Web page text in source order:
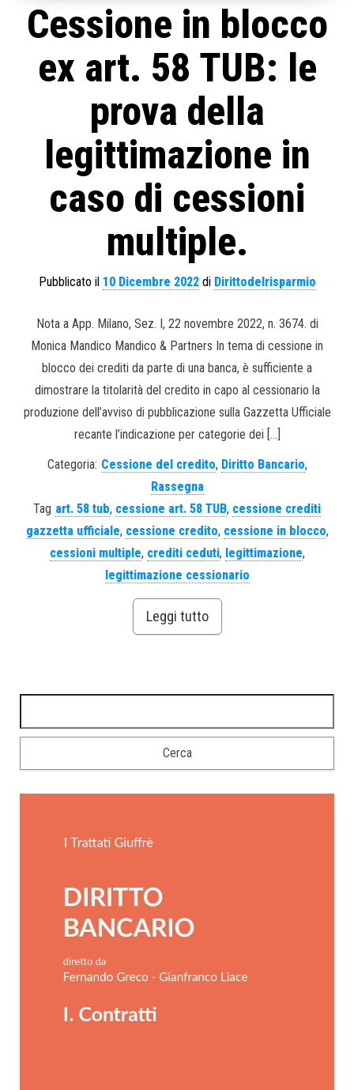
Cessione in blocco
ex art. 58 TUB: le
prova della
legittimazione in
caso di cessioni
multiple.
Pubblicato il 10 Dicembre 2022di Dirittodelrisparmio
Nota a App. Milano, Sez. I, 22 novembre 2022, n. 3674. di
Monica Mandico Mandico & Partners In tema di cessione in
blocco dei crediti da parte di una banca, è sufficiente a
dimostrare la titolarità del credito in capo al cessionario la
produzione dell’avviso di pubblicazione sulla Gazzetta Ufficiale
recante l’indicazione per categorie dei […]
Categoria: Cessione del credito, Diritto Bancario,
Rassegna
Tag art. 58 tub, cessione art. 58 TUB, cessione crediti
gazzetta ufficiale, cessione credito, cessione in blocco,
cessioni multiple, crediti ceduti, legittimazione,
legittimazione cessionario
Leggi tutto